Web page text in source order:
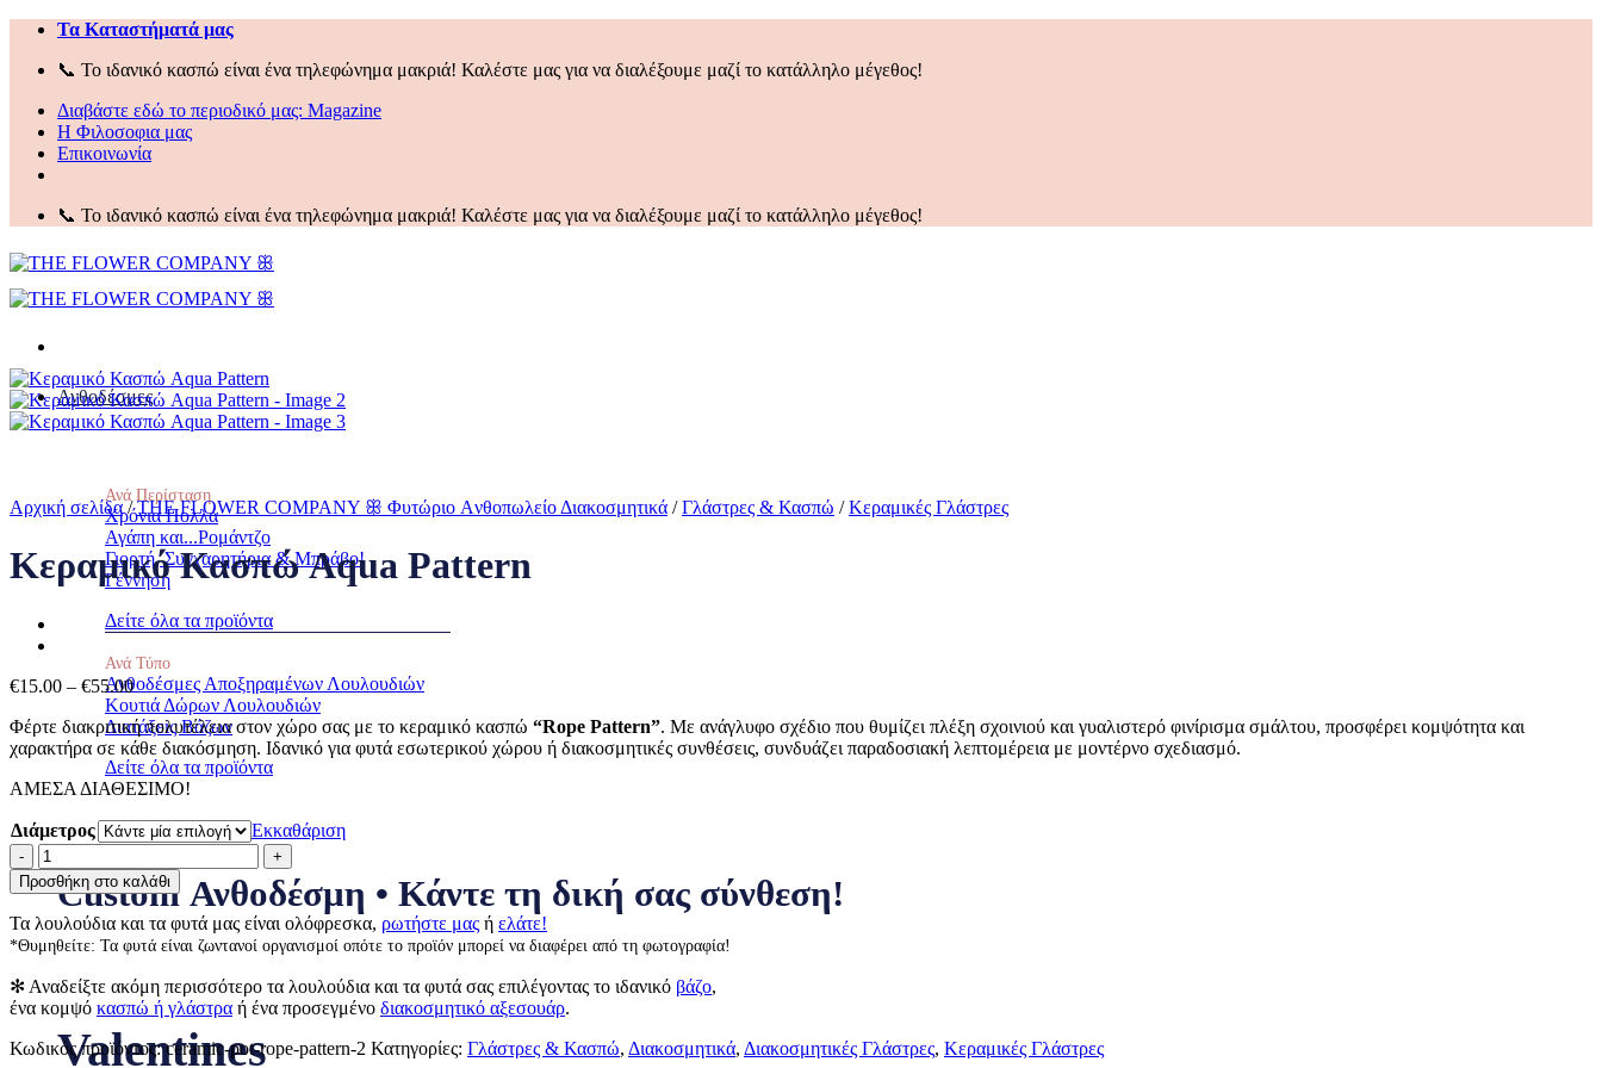
Μετάβαση
περιεχόμενο
Τα Kαταστήματά μας
📞 Το ιδανικό κασπώ είναι ένα τηλεφώνημα μακριά! Καλέστε μας για να διαλέξουμε μαζί το κατάλληλο μέγεθος!
Διαβάστε εδώ το περιοδικό μας: Magazine
Η Φιλοσοφια μας
Επικοινωνία
📞 Το ιδανικό κασπώ είναι ένα τηλεφώνημα μακριά! Καλέστε μας για να διαλέξουμε μαζί το κατάλληλο μέγεθος!
Ανθοδέσμες
Ανά Περίσταση
Χρόνια Πολλά
Αγάπη και...Ρομάντζο
Γιορτή, Συγχαρητήρια & Μπράβο!
Γέννηση
Δείτε όλα τα προϊόντα
Ανά Τύπο
Ανθοδέσμες Αποξηραμένων Λουλουδιών
Κουτιά Δώρων Λουλουδιών
Διατάξεις Βάζων
Δείτε όλα τα προϊόντα
Custom Ανθοδέσμη • Κάντε τη δική σας σύνθεση!
Valentines
Αρχική σελίδα / THE FLOWER COMPANY ꕥ Φυτώριο Aνθοπωλείο Διακοσμητικά / Γλάστρες & Κασπώ / Κεραμικές Γλάστρες
Κεραμικό Κασπώ Aqua Pattern
€15.00 – €55.00Price
range:
€15.00
through
€55.00
Φέρτε διακριτική πολυτέλεια στον χώρο σας με το κεραμικό κασπώ “Rope Pattern”. Με ανάγλυφο σχέδιο που θυμίζει πλέξη σχοινιού και γυαλιστερό φινίρισμα σμάλτου, προσφέρει κομψότητα και
χαρακτήρα σε κάθε διακόσμηση. Ιδανικό για φυτά εσωτερικού χώρου ή διακοσμητικές συνθέσεις, συνδυάζει παραδοσιακή λεπτομέρεια με μοντέρνο σχεδιασμό.
ΑΜΕΣΑ ΔΙΑΘΕΣΙΜΟ!
Διάμετρος
Εκκαθάριση
Κεραμικό
Κασπώ
Aqua
Pattern
ποσότητα
Προσθήκη στο καλάθι
Τα λουλούδια και τα φυτά μας είναι ολόφρεσκα, ρωτήστε μας ή ελάτε!
*Θυμηθείτε: Τα φυτά είναι ζωντανοί οργανισμοί οπότε το προϊόν μπορεί να διαφέρει από τη φωτογραφία!
✻ Αναδείξτε ακόμη περισσότερο τα λουλούδια και τα φυτά σας επιλέγοντας το ιδανικό βάζο,
ένα κομψό κασπώ ή γλάστρα ή ένα προσεγμένο διακοσμητικό αξεσουάρ.
Κωδικός προϊόντος:ceramic-pot-rope-pattern-2 Κατηγορίες: Γλάστρες & Κασπώ, Διακοσμητικά, Διακοσμητικές Γλάστρες, Κεραμικές Γλάστρες